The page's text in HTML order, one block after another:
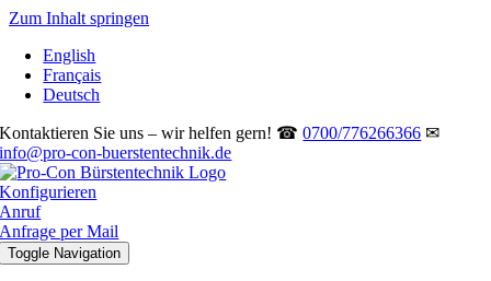
Zum Inhalt springen
English
Français
Deutsch
Kontaktieren Sie uns – wir helfen gern! ☎0700/776266366 ✉
info@pro-con-buerstentechnik.de
Konfigurieren
Anruf
Anfrage per Mail
Toggle Navigation